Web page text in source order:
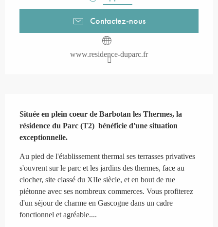
Contactez-nous
www.residence-duparc.fr
Située en plein coeur de Barbotan les Thermes, la
résidence du Parc (T2)  bénéficie d'une situation
exceptionnelle.
Au pied de l'établissement thermal ses terrasses privatives
s'ouvrent sur le parc et les jardins des thermes, face au
clocher, site classé du XIIe siècle, et en bout de rue
piétonne avec ses nombreux commerces. Vous profiterez
d'un séjour de charme en Gascogne dans un cadre
fonctionnel et agréable....